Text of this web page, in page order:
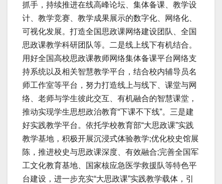
抓手，持续推进在线高峰论坛、集体备课、教学设
计、教学竞赛、教学成果展示的数字化、网络化、
可视化发展。打造全国思政课网络建设团队、全国
思政课教学科研团队等。二是线上线下有机结合。
用好全国高校思政课教师网络集体备课平台网络支
持系统以及相关智慧教学平台，结合校内辅导员名
师工作室等平台，努力打造线上与线下、课堂与网
络、老师与学生彼此交互、有机融合的智慧课堂，
推动实现学生思想政治教育“下课不下线”。三是建
好实践教学平台。依托学校教育部“大思政课”实践
教学基地，积极开展沉浸式体验教学;优化校史馆展
陈，推进校史与思政课深度、有效融合;完善全国军
工文化教育基地、国家核应急医学救援队等特色平
台建设，进一步充实“大思政课”实践教学载体，引